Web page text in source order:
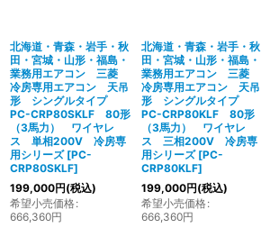
北海道・青森・岩手・秋
田・宮城・山形・福島・
業務用エアコン 三菱
冷房専用エアコン 天吊
形 シングルタイプ
PC-CRP80SKLF 80形
（3馬力） ワイヤレ
ス 単相200V 冷房専
用シリーズ [PC-
CRP80SKLF]
199,000円(税込)
希望小売価格:
666,360円
北海道・青森・岩手・秋
田・宮城・山形・福島・
業務用エアコン 三菱
冷房専用エアコン 天吊
形 シングルタイプ
PC-CRP80KLF 80形
（3馬力） ワイヤレ
ス 三相200V 冷房専
用シリーズ [PC-
CRP80KLF]
199,000円(税込)
希望小売価格:
666,360円